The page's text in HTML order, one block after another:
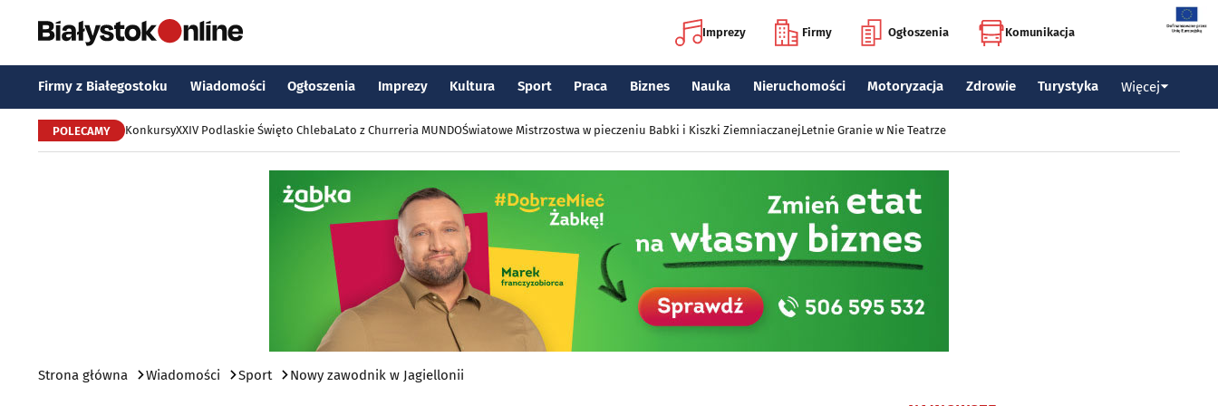
Imprezy Firmy Ogłoszenia Komunikacja
Firmy z Białegostoku Wiadomości Ogłoszenia Imprezy Kultura Sport Praca Biznes Nauka Nieruchomości Motoryzacja Zdrowie Turystyka Więcej
POLECAMY KonkursyXXIV Podlaskie Święto ChlebaLato z Churreria MUNDOŚwiatowe Mistrzostwa w pieczeniu Babki i Kiszki ZiemniaczanejLetnie Granie w Nie Teatrze
Strona główna Wiadomości Sport Nowy zawodnik w Jagiellonii